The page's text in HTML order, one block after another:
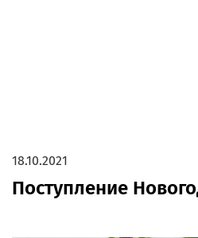
18.10.2021
Поступление